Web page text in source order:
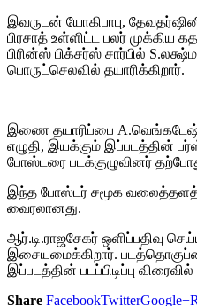
இவருடன் யோகிபாபு,
பிரசாத் உள்ளிட்ட பலர் முக்கிய
பிரின்ஸ் பிக்சர்ஸ் சார்பில்
பொருட்செலவில் தயாரிக்கிறார்.
இணை தயாரிப்பை A.வெங்கடேஷ்
எழுதி, இயக்கும் இப்படத்தின்
போஸ்டரை படக்குழுவினர்
இந்த போஸ்டர் சமூக
வைரலானது.
ஆர்.டி.ராஜசேகர் ஒளிப்பதிவு
இசையமைக்கிறார்.
இப்படத்தின் படப்பிடிப்பு
Share FacebookTwitterGoogle+